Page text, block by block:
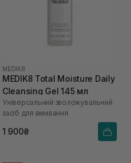
MEDIK8
MEDIK8 Total Moisture Daily
Cleansing Gel 145 мл
Універсальний зволожувальний
засіб для вмивання
1 900₴